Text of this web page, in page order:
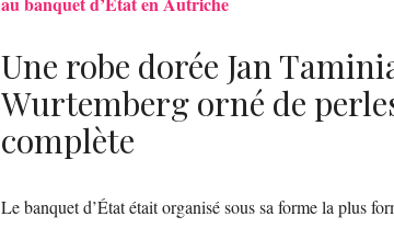
Une robe dorée Jan
Wurtemberg orné de
complète
Le banquet d’État était organisé sous sa forme la plus